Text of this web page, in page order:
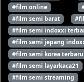
#film online
#film semi barat
#film semi indoxxi
#film semi jepang
#film semi korea
#film semi layarkaca21
#film semi streaming